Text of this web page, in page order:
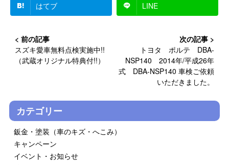
はてブ LINE
スズキ愛車無料点検実施中!!
（武蔵オリジナル特典付!!）
トヨタ ポルテ DBA-
NSP140 2014年/平成26年
式 DBA-NSP140 車検ご依頼
いただきました。
カテゴリー
鈑金・塗装（車のキズ・へこみ）
キャンペーン
イベント・お知らせ